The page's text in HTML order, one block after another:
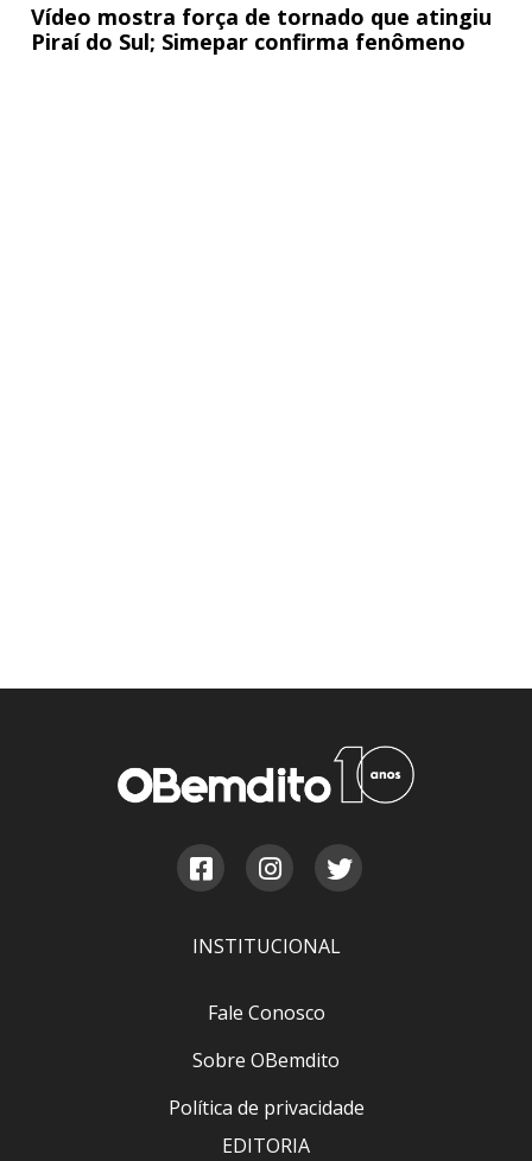
Vídeo mostra força de tornado que atingiu
Piraí do Sul; Simepar confirma fenômeno
INSTITUCIONAL
Fale Conosco
Sobre OBemdito
Política de privacidade
EDITORIA